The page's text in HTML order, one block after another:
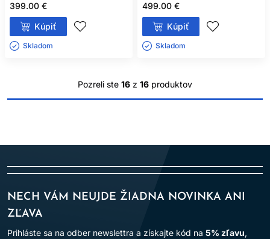
399.00 €
Kúpiť
Skladom ㅤ
499.00 €
Kúpiť
Skladom ㅤ
Pozreli ste 16 z 16 produktov
NECH VÁM NEUJDE ŽIADNA NOVINKA ANI
ZĽAVA
Prihláste sa na odber newslettra a získajte kód na 5% zľavu,